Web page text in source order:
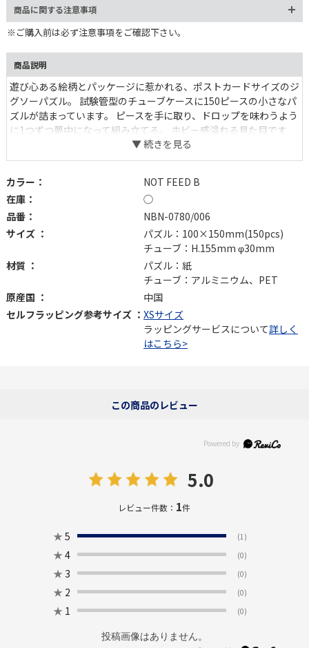
商品に関する注意事項
※ご購入前は必ず注意事項をご確認下さい。
商品説明
遊び心ある絵柄とパッケージに惹かれる、ポストカードサイズのジ
グソーパズル。 試験管型のチューブケースに150ピースの小さなパ
ズルが詰まっています。 ピースを手に取り、ドロップを味わうよう
に1つずつ夢中になって組み立てる。 ホビー感溢れる見た目です
が、手ごたえ十分。ギフトにもおすすめです。
カラー：
NOT FEED B
在庫：
◯
品番：
NBN-0780/006
サイズ ：
パズル：100×150mm(150pcs)
チューブ：H.155mm φ30mm
材質 ：
パズル：紙
チューブ：アルミニウム、PET
原産国 ：
中国
セルフラッピング参考サイズ ： XSサイズ
ラッピングサービスについて詳しく
はこちら>
この商品のレビュー
5.0
レビュー件数： 1件
★ 5 (1)
★ 4 (0)
★ 3 (0)
★ 2 (0)
★ 1 (0)
投稿画像はありません。